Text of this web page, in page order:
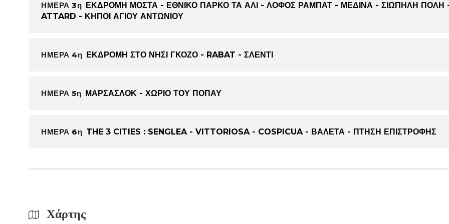
ΗΜΕΡΑ 3η ΕΚΔΡΟΜΗ ΜΟΣΤΑ - ΕΘΝΙΚΟ ΠΑΡΚΟ ΤΑ ΑΛΙ - ΛΟΦΟΣ ΡΑΜΠΑΤ - ΜΕΔΙΝΑ - ΣΙΩΠΗΛΗ ΠΟΛΗ
ATTARD - ΚΗΠΟΙ ΑΓΙΟΥ ΑΝΤΩΝΙΟΥ
ΗΜΕΡΑ 4η ΕΚΔΡΟΜΗ ΣΤΟ ΝΗΣΙ ΓΚΟΖΟ - RABAT - ΣΛΕΝΤΙ
ΗΜΕΡΑ 5η ΜΑΡΣΑΣΛΟΚ - ΧΩΡΙΟ ΤΟΥ ΠΟΠΑΥ
ΗΜΕΡΑ 6η THE 3 CITIES : SENGLEA - VITTORIOSA - COSPICUA - ΒΑΛΕΤΑ - ΠΤΗΣΗ ΕΠΙΣΤΡΟΦΗΣ
Χάρτης